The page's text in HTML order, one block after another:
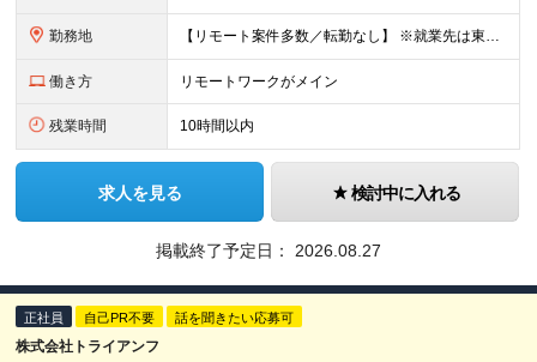
勤務地 【リモート案件多数／転勤なし】 ※就業先は東京、神奈川、埼玉、千葉の各プロジェクト先になります ※現状、リモートワーク8割、フルまたはハイブリッド勤務。 一部社員は、案件スタート時など必要に応じて出勤
働き方 リモートワークがメイン
残業時間 10時間以内
求人を見る 検討中に入れる
掲載終了予定日： 2026.08.27
正社員 自己PR不要 話を聞きたい応募可
株式会社トライアンフ